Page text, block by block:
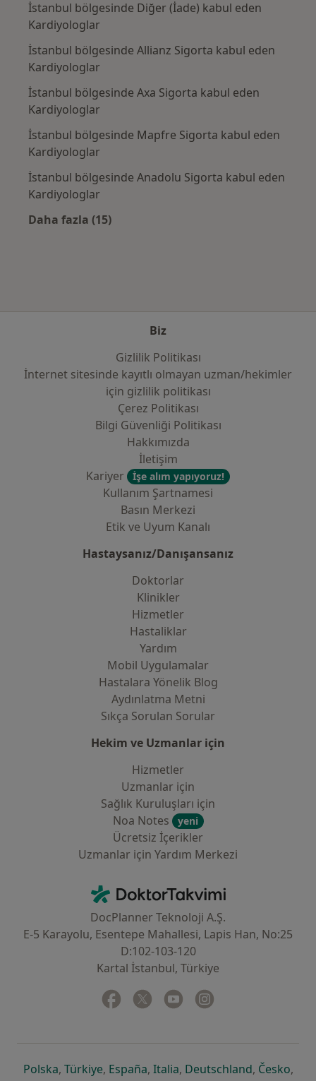
İstanbul bölgesinde Diğer (İade) kabul eden
Kardiyologlar
İstanbul bölgesinde Allianz Sigorta kabul eden
Kardiyologlar
İstanbul bölgesinde Axa Sigorta kabul eden
Kardiyologlar
İstanbul bölgesinde Mapfre Sigorta kabul eden
Kardiyologlar
İstanbul bölgesinde Anadolu Sigorta kabul eden
Kardiyologlar
Daha fazla (15)
Biz
Gizlilik Politikası
İnternet sitesinde kayıtlı olmayan uzman/hekimler
i̇çin gizlilik politikası
Çerez Politikası
Bilgi Güvenliği Politikası
Hakkımızda
İletişim
Kariyer
İşe alım yapıyoruz!
Kullanım Şartnamesi
Basın Merkezi
Etik ve Uyum Kanalı
Hastaysanız/Danışansanız
Doktorlar
Klinikler
Hizmetler
Hastaliklar
Yardım
Mobil Uygulamalar
Hastalara Yönelik Blog
Aydınlatma Metni
Sıkça Sorulan Sorular
Hekim ve Uzmanlar için
Hizmetler
Uzmanlar için
Sağlık Kuruluşları için
Noa Notes
yeni
Ücretsiz İçerikler
Uzmanlar için Yardım Merkezi
DoktorTakvimi - Ana Sayfa
DocPlanner Teknoloji A.Ş.
E-5 Karayolu, Esentepe Mahallesi, Lapis Han, No:25
D:102-103-120
Kartal İstanbul, Türkiye
Facebook
yeni bir sekmede açılır
Twitter
yeni bir sekmede açılır
Youtube
yeni bir sekmede açılır
Polskayeni bir sekmede açılır
, Türkiyeyeni bir sekmede açılır
, Españayeni bir sekmede açılır
, Italiayeni bir sekmede açılır
, Deutschlandyeni bir
, Českoyeni
,